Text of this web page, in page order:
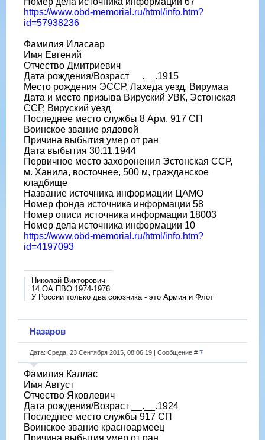
https://www.obd-memorial.ru/html/info.htm?
id=57938236
Фамилия Иласаар
Имя Евгений
Отчество Дмитриевич
Дата рождения/Возраст __.__.1915
Место рождения ЭССР, Лахеда уезд, Вирумаа
Дата и место призыва Вируский УВК, Эстонская
ССР, Вируский уезд
Последнее место службы 8 Арм. 917 СП
Воинское звание рядовой
Причина выбытия умер от ран
Дата выбытия 30.11.1944
Первичное место захоронения Эстонская ССР,
м. Ханила, восточнее, 500 м, гражданское
кладбище
Название источника информации ЦАМО
Номер фонда источника информации 58
Номер описи источника информации 18003
Номер дела источника информации 10
https://www.obd-memorial.ru/html/info.htm?
id=4197093
Николай Викторович
14 ОА ПВО 1974-1976
У России только два союзника - это Армия и Флот
Назаров
Дата: Среда, 23 Сентября 2015, 08:06:19 | Сообщение # 7
Фамилия Каллас
Имя Август
Отчество Яковлевич
Дата рождения/Возраст __.__.1924
Последнее место службы 917 СП
Воинское звание красноармеец
Причина выбытия умер от ран